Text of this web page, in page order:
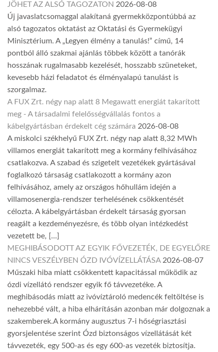
JÖHET AZ ALSÓ TAGOZATON 2026-08-08
Új javaslatcsomaggal alakítaná gyermekközpontúbbá az
alsó tagozatos oktatást az Oktatási és Gyermekügyi
Minisztérium. A „Legyen élmény a tanulás!” című, 14
pontból álló szakmai ajánlás többek között a tanórák
hosszának rugalmasabb kezelését, hosszabb szüneteket,
kevesebb házi feladatot és élményalapú tanulást is
szorgalmaz.
A FUX Zrt. négy nap alatt 8 Megawatt energiát takarított
meg - A társadalmi felelősségvállalás fontos a
kábelgyártásban érdekelt cég számára 2026-08-08
A miskolci székhelyű FUX Zrt. négy nap alatt 8,32 MWh
villamos energiát takarított meg a kormány felhívásához
csatlakozva. A szabad és szigetelt vezetékek gyártásával
foglalkozó társaság csatlakozott a kormány azon
felhívásához, amely az országos hőhullám idején a
villamosenergia-rendszer terhelésének csökkentését
célozta. A kábelgyártásban érdekelt társaság gyorsan
reagált a kezdeményezésre, és több olyan intézkedést
vezetett be, […]
MEGHIBÁSODOTT AZ EGYIK FŐVEZETÉK, DE EGYELŐRE
NINCS VESZÉLYBEN ÓZD IVÓVÍZELLÁTÁSA 2026-08-07
Műszaki hiba miatt csökkentett kapacitással működik az
ózdi vízellátó rendszer egyik fő távvezetéke. A
meghibásodás miatt az ivóvíztároló medencék feltöltése is
nehezebbé vált, a hiba elhárításán azonban már dolgoznak a
szakemberek.A kormány augusztus 7-i hőségriasztási
gyorsjelentése szerint Ózd biztonságos vízellátását két
távvezeték, egy 500-as és egy 600-as vezeték biztosítja.